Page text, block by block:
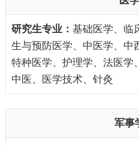
基础医学、临
生与预防医学、中医学、中
特种医学、护理学、法医学
中医、医学技术、针灸
军事